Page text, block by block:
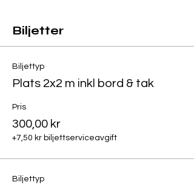
Biljetter
Biljettyp
Plats 2x2 m inkl bord & tak
Pris
300,00 kr
+7,50 kr biljettserviceavgift
Biljettyp